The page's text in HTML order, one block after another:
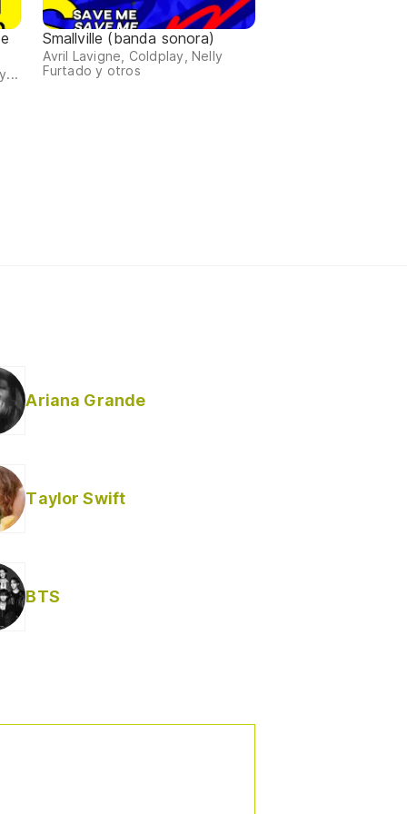
Smallville (banda sonora)
Avril Lavigne, Coldplay, Nelly
Furtado y otros
Ariana Grande
Taylor Swift
BTS